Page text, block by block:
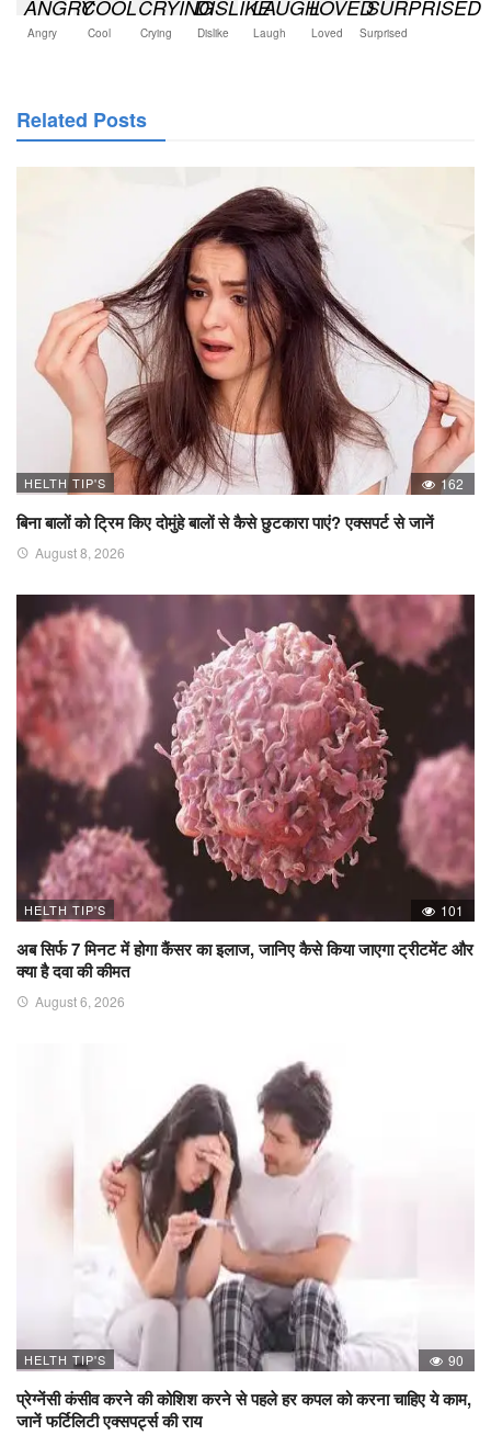
Angry Cool Crying Dislike Laugh Loved Surprised
Related Posts
HELTH TIP'S 162
बिना बालों को ट्रिम किए दोमुंहे बालों से कैसे छुटकारा पाएं? एक्सपर्ट से जानें
August 8, 2026
HELTH TIP'S 101
अब सिर्फ 7 मिनट में होगा कैंसर का इलाज, जानिए कैसे किया जाएगा ट्रीटमेंट और
क्या है दवा की कीमत
August 6, 2026
HELTH TIP'S 90
प्रेग्नेंसी कंसीव करने की कोशिश करने से पहले हर कपल को करना चाहिए ये काम,
जानें फर्टिलिटी एक्सपर्ट्स की राय